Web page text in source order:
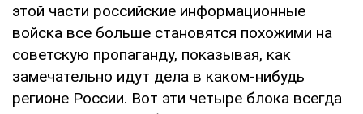
этой части российские информационные
войска все больше становятся похожими на
советскую пропаганду, показывая, как
замечательно идут дела в каком-нибудь
регионе России. Вот эти четыре блока всегда